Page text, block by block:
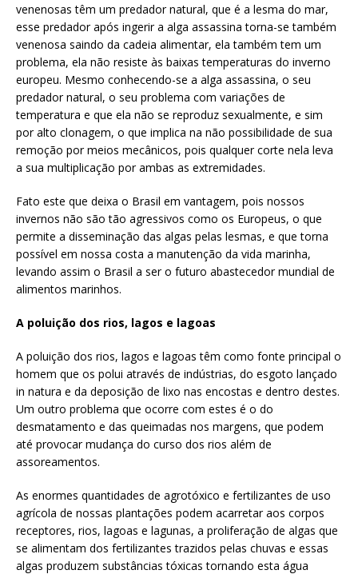
venenosas têm um predador natural, que é a lesma do mar,
esse predador após ingerir a alga assassina torna-se também
venenosa saindo da cadeia alimentar, ela também tem um
problema, ela não resiste às baixas temperaturas do inverno
europeu. Mesmo conhecendo-se a alga assassina, o seu
predador natural, o seu problema com variações de
temperatura e que ela não se reproduz sexualmente, e sim
por alto clonagem, o que implica na não possibilidade de sua
remoção por meios mecânicos, pois qualquer corte nela leva
a sua multiplicação por ambas as extremidades.
Fato este que deixa o Brasil em vantagem, pois nossos
invernos não são tão agressivos como os Europeus, o que
permite a disseminação das algas pelas lesmas, e que torna
possível em nossa costa a manutenção da vida marinha,
levando assim o Brasil a ser o futuro abastecedor mundial de
alimentos marinhos.
A poluição dos rios, lagos e lagoas
A poluição dos rios, lagos e lagoas têm como fonte principal o
homem que os polui através de indústrias, do esgoto lançado
in natura e da deposição de lixo nas encostas e dentro destes.
Um outro problema que ocorre com estes é o do
desmatamento e das queimadas nos margens, que podem
até provocar mudança do curso dos rios além de
assoreamentos.
As enormes quantidades de agrotóxico e fertilizantes de uso
agrícola de nossas plantações podem acarretar aos corpos
receptores, rios, lagoas e lagunas, a proliferação de algas que
se alimentam dos fertilizantes trazidos pelas chuvas e essas
algas produzem substâncias tóxicas tornando esta água